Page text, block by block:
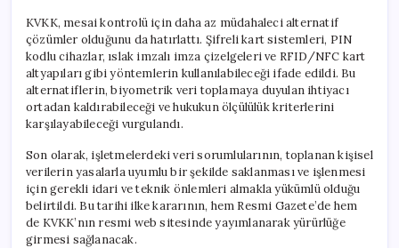
KVKK, mesai kontrolü için daha az müdahaleci alternatif
çözümler olduğunu da hatırlattı. Şifreli kart sistemleri, PIN
kodlu cihazlar, ıslak imzalı imza çizelgeleri ve RFID/NFC kart
altyapıları gibi yöntemlerin kullanılabileceği ifade edildi. Bu
alternatiflerin, biyometrik veri toplamaya duyulan ihtiyacı
ortadan kaldırabileceği ve hukukun ölçülülük kriterlerini
karşılayabileceği vurgulandı.
Son olarak, işletmelerdeki veri sorumlularının, toplanan kişisel
verilerin yasalarla uyumlu bir şekilde saklanması ve işlenmesi
için gerekli idari ve teknik önlemleri almakla yükümlü olduğu
belirtildi. Bu tarihi ilke kararının, hem Resmi Gazete’de hem
de KVKK’nın resmi web sitesinde yayımlanarak yürürlüğe
girmesi sağlanacak.